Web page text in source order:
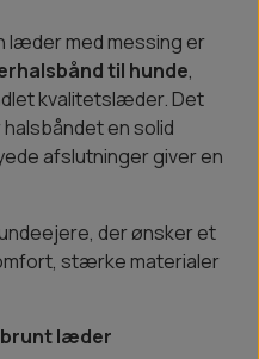
læder med messing er
til hunde,
kvalitetslæder. Det
en solid
afslutninger giver en
der ønsker et
stærke materialer
læder